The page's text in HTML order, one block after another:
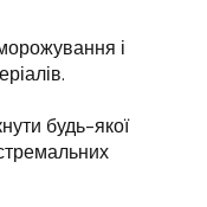
і
будь-якої